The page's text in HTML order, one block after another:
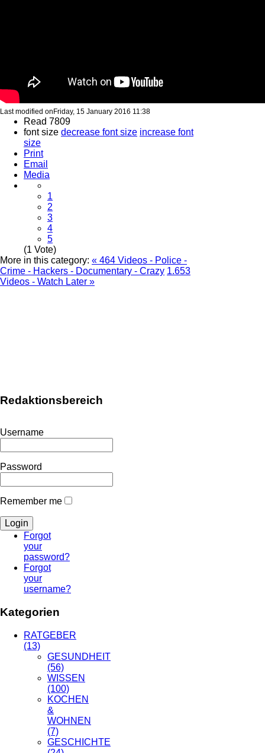
Last modified onFriday, 15 January 2016 11:38
Read 7809
font size decrease font size increase font
size
Print
Email
Media
1
2
3
4
5
(1 Vote)
More in this category: « 464 Videos - Police -
Crime - Hackers - Documentary - Crazy 1.653
Videos - Watch Later »
Redaktionsbereich
Username
Password
Remember me
Forgot
your
password?
Forgot
your
username?
Kategorien
RATGEBER
(13)
GESUNDHEIT
(56)
WISSEN
(100)
KOCHEN
&
WOHNEN
(7)
GESCHICHTE